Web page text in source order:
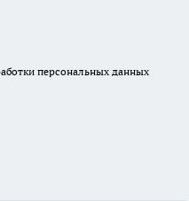
персональных данных